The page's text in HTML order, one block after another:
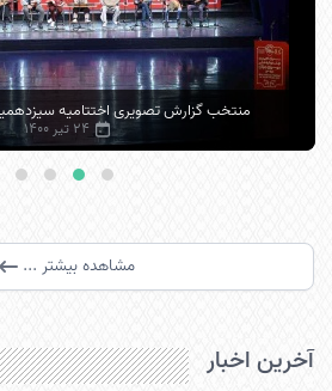
اختتامیه سیزدهمین جشنواره ملی م...
مشاهده بیشتر ...
آخرین اخبار